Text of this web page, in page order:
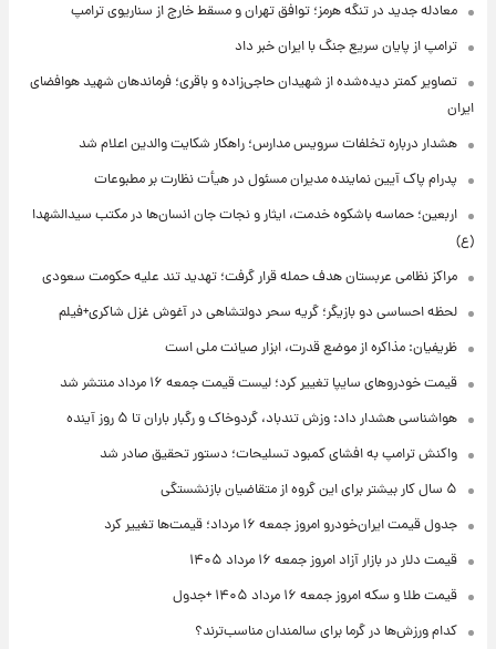
معادله جدید در تنگه هرمز؛ توافق تهران و مسقط خارج از سناریوی ترامپ
ترامپ از پایان سریع جنگ با ایران خبر داد
تصاویر کمتر دیده‌شده از شهیدان حاجی‌زاده و باقری؛ فرماندهان شهید هوافضای
ایران
هشدار درباره تخلفات سرویس مدارس؛ راهکار شکایت والدین اعلام شد
پدرام پاک آیین نماینده مدیران مسئول در هیأت نظارت بر مطبوعات
اربعین؛ حماسه باشکوه خدمت، ایثار و نجات جان انسان‌ها در مکتب سیدالشهدا
(ع)
مراکز نظامی عربستان هدف حمله قرار گرفت؛ تهدید تند علیه حکومت سعودی
لحظه احساسی دو بازیگر؛ گریه سحر دولتشاهی در آغوش غزل شاکری+فیلم
ظریفیان: مذاکره از موضع قدرت، ابزار صیانت ملی است
قیمت خودروهای سایپا تغییر کرد؛ لیست قیمت جمعه ۱۶ مرداد منتشر شد
هواشناسی هشدار داد: وزش تندباد، گردوخاک و رگبار باران تا ۵ روز آینده
واکنش ترامپ به افشای کمبود تسلیحات؛ دستور تحقیق صادر شد
۵ سال کار بیشتر برای این گروه از متقاضیان بازنشستگی
جدول قیمت ایران‌خودرو امروز جمعه ۱۶ مرداد؛ قیمت‌ها تغییر کرد
قیمت دلار در بازار آزاد امروز جمعه ۱۶ مرداد ۱۴۰۵
قیمت طلا و سکه امروز جمعه ۱۶ مرداد ۱۴۰۵ +جدول
کدام ورزش‌ها در گرما برای سالمندان مناسب‌ترند؟